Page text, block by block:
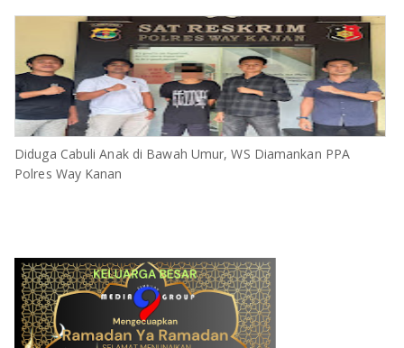
Diduga Cabuli Anak di Bawah Umur, WS Diamankan PPA
Polres Way Kanan